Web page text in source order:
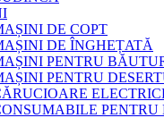
DE COPT
DE ÎNGHEȚATĂ
PENTRU
PENTRU
PENTRU